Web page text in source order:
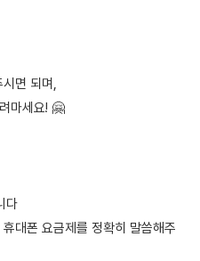
면 되며,
마세요! 🤗
다
대폰 요금제를 정확히 말씀해주